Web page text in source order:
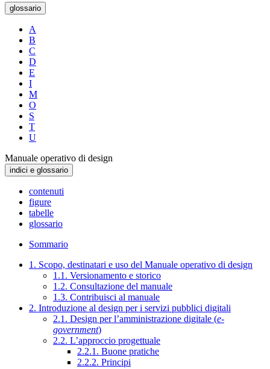
glossario
A
B
C
D
E
I
M
O
S
T
U
Manuale operativo di design
indici e glossario
contenuti
figure
tabelle
glossario
Sommario
1. Scopo, destinatari e uso del Manuale operativo di design
1.1. Versionamento e storico
1.2. Consultazione del manuale
1.3. Contribuisci al manuale
2. Introduzione al design per i servizi pubblici digitali
2.1. Design per l’amministrazione digitale (e-
government)
2.2. L’approccio progettuale
2.2.1. Buone pratiche
2.2.2. Principi